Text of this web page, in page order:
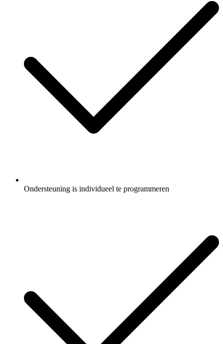
Ondersteuning is individueel te programmeren